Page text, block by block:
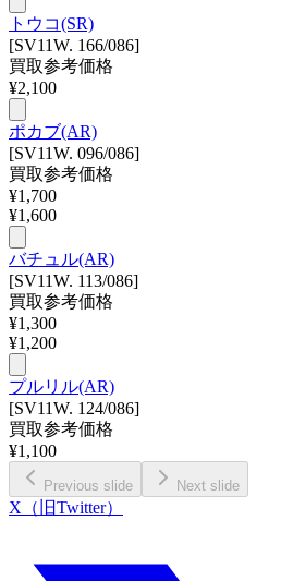
トウコ(SR)
[SV11W. 166/086]
買取参考価格
¥2,100
ポカブ(AR)
[SV11W. 096/086]
買取参考価格
¥1,700
¥1,600
バチュル(AR)
[SV11W. 113/086]
買取参考価格
¥1,300
¥1,200
プルリル(AR)
[SV11W. 124/086]
買取参考価格
¥1,100
Previous slide Next slide
X（旧Twitter）